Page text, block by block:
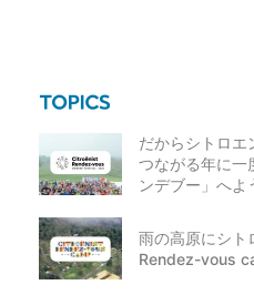
だからシトロエ
つながる年に一
ンデブー」へよ
雨の高原にシ
Rendez-vous